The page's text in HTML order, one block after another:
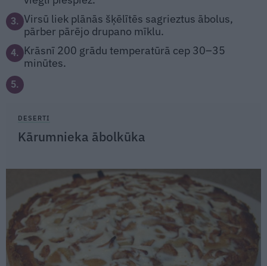
3. Virsū liek plānās šķēlītēs sagrieztus ābolus,
pārber pārējo drupano mīklu.
4.
Krāsnī 200 grādu temperatūrā cep 30–35
minūtes.
5.
DESERTI
Kārumnieka ābolkūka